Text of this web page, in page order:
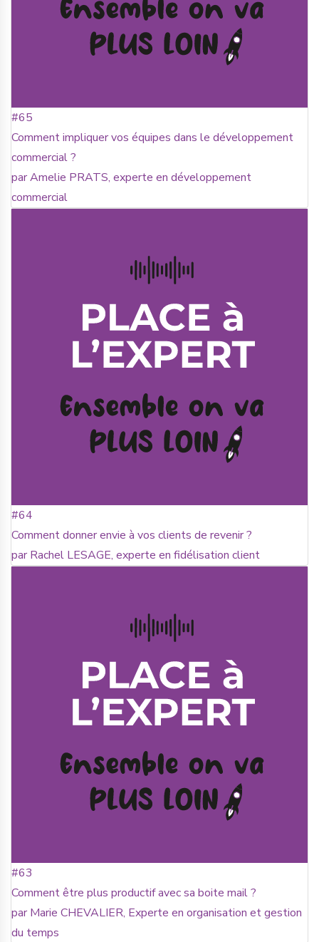
#65
Comment impliquer vos équipes dans le développement
commercial ?
par Amelie PRATS, experte en développement
commercial
#64
Comment donner envie à vos clients de revenir ?
par Rachel LESAGE, experte en fidélisation client
#63
Comment être plus productif avec sa boite mail ?
par Marie CHEVALIER, Experte en organisation et gestion
du temps